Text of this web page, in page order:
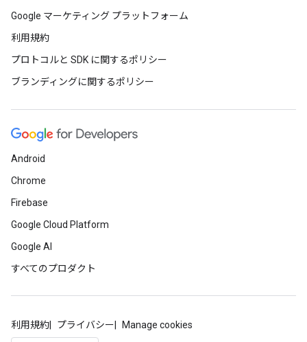
Google マーケティング プラットフォーム
利用規約
プロトコルと SDK に関するポリシー
ブランディングに関するポリシー
Android
Chrome
Firebase
Google Cloud Platform
Google AI
すべてのプロダクト
利用規約 プライバシー Manage cookies